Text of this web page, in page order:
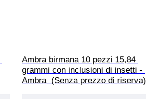
Ambra birmana 10 pezzi 15,84
grammi con inclusioni di insetti -
Ambra  (Senza prezzo di riserva)